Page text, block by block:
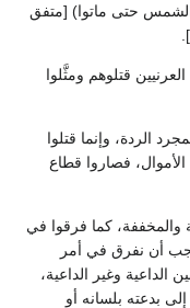
الشمس حتى ماتوا) [متفق
قتلوهم ومثَّلوا
الردة، وإنما قتلوا
الأموال، فصاروا قطاع
والمخففة، كما فرقوا في
يجب أن نفرق في أمر
الداعية وغير الداعية،
بدعته بلسانه أو